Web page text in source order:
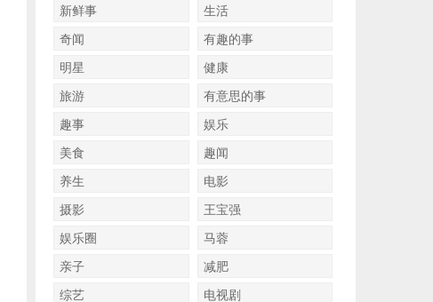
新鲜事
生活
奇闻
有趣的事
明星
健康
旅游
有意思的事
趣事
娱乐
美食
趣闻
养生
电影
摄影
王宝强
娱乐圈
马蓉
亲子
减肥
综艺
电视剧